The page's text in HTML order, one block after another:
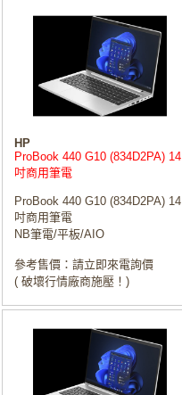
HP
ProBook 440 G10 (834D2PA) 14
吋商用筆電
ProBook 440 G10 (834D2PA) 14
吋商用筆電
NB筆電/平板/AIO
參考售價：請立即來電詢價
( 破壞行情廠商施壓！)